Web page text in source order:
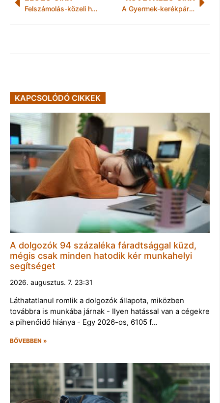
Felszámolás-közeli helyzetben a Miskolci Piac Zrt – A város ígéri: nem veszítik el megélhetésüket az árusok A Gyermek-kerékpárosok KRESZ-program
KAPCSOLÓDÓ CIKKEK
A dolgozók 94 százaléka fáradtsággal küzd,
mégis csak minden hatodik kér munkahelyi
segítséget
2026. augusztus. 7. 23:31
Láthatatlanul romlik a dolgozók állapota, miközben
továbbra is munkába járnak - Ilyen hatással van a cégekre
a pihenőidő hiánya - Egy 2026-os, 6105 f…
BŐVEBBEN »